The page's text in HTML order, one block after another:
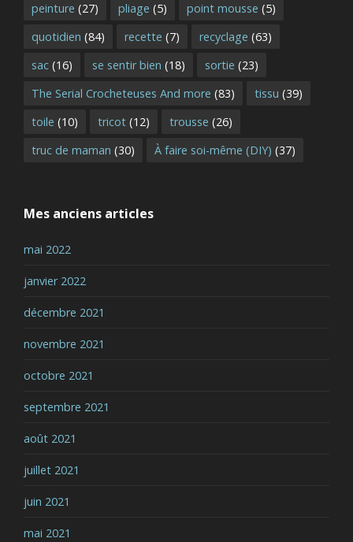
peinture (27) pliage (5) point mousse (5)
quotidien (84) recette (7) recyclage (63)
sac (16) se sentir bien (18) sortie (23)
The Serial Crocheteuses And more (83) tissu (39)
toile (10) tricot (12) trousse (26)
truc de maman (30) À faire soi-même (DIY) (37)
Mes anciens articles
mai 2022
janvier 2022
décembre 2021
novembre 2021
octobre 2021
septembre 2021
août 2021
juillet 2021
juin 2021
mai 2021